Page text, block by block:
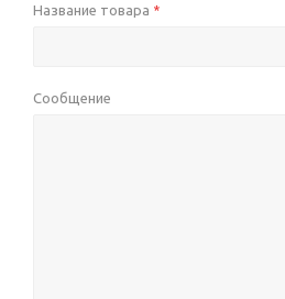
Название товара *
Сообщение